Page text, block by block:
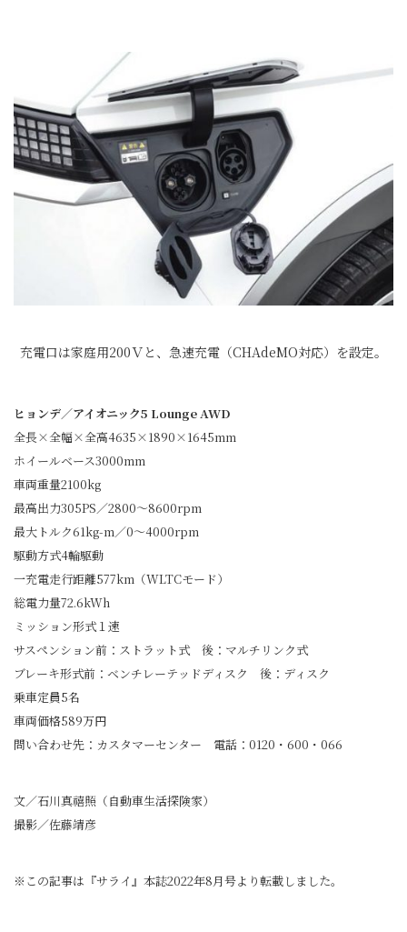
充電口は家庭用200Ｖと、急速充電（CHAdeMO対応）を設定。
ヒョンデ／アイオニック5 Lounge AWD
全長×全幅×全高4635×1890×1645mm
ホイールベース3000mm
車両重量2100kg
最高出力305PS／2800〜8600rpm
最大トルク61kg-m／0〜4000rpm
駆動方式4輪駆動
一充電走行距離577km（WLTCモード）
総電力量72.6kWh
ミッション形式１速
サスペンション前：ストラット式 後：マルチリンク式
ブレーキ形式前：ベンチレーテッドディスク 後：ディスク
乗車定員5名
車両価格589万円
問い合わせ先：カスタマーセンター 電話：0120・600・066
文／石川真禧照（自動車生活探険家）
撮影／佐藤靖彦
※この記事は『サライ』本誌2022年8月号より転載しました。